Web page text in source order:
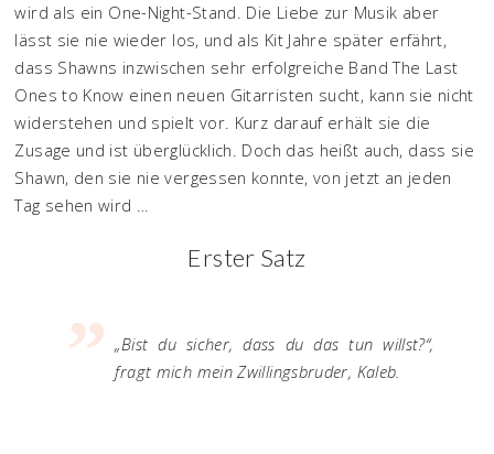
wird als ein One-Night-Stand. Die Liebe zur Musik aber
lässt sie nie wieder los, und als Kit Jahre später erfährt,
dass Shawns inzwischen sehr erfolgreiche Band The Last
Ones to Know einen neuen Gitarristen sucht, kann sie nicht
widerstehen und spielt vor. Kurz darauf erhält sie die
Zusage und ist überglücklich. Doch das heißt auch, dass sie
Shawn, den sie nie vergessen konnte, von jetzt an jeden
Tag sehen wird …
Erster Satz
„Bist du sicher, dass du das tun willst?“,
fragt mich mein Zwillingsbruder, Kaleb.